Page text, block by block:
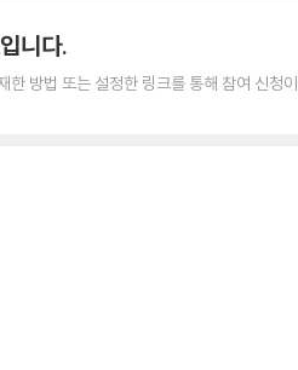
니다.
한 방법 또는 설정한 링크를 통해 참여 신청